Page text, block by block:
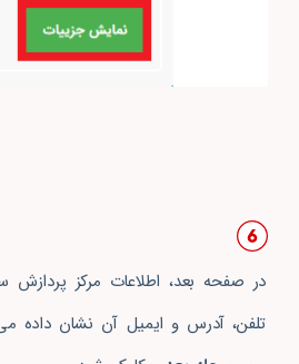
در صفحه بعد، اطلاعات مرکز پردازش
تلفن، آدرس و ایمیل آن نشان داده